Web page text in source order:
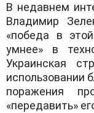
​В недавнем
Владимир
«победа в
умнее» в
Украинская
использовании
поражения
«передавить»